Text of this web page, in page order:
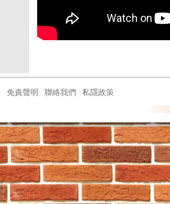
免責聲明 聯絡我們 私隱政策